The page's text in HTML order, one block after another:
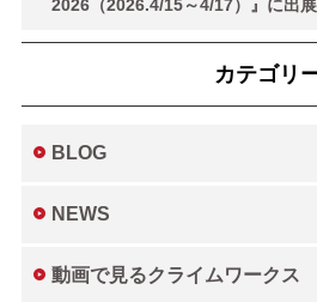
2026（2026.4/15～4/17）』に出展
カテゴリ
BLOG
NEWS
動画で見るクライムワークス